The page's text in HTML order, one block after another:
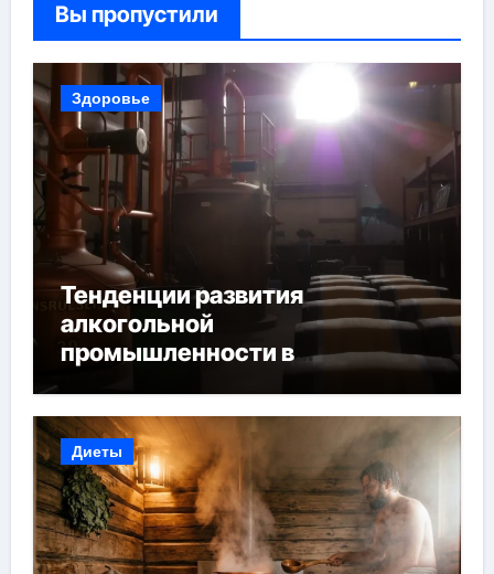
Вы пропустили
Здоровье
Тенденции развития
алкогольной
промышленности в
Диеты